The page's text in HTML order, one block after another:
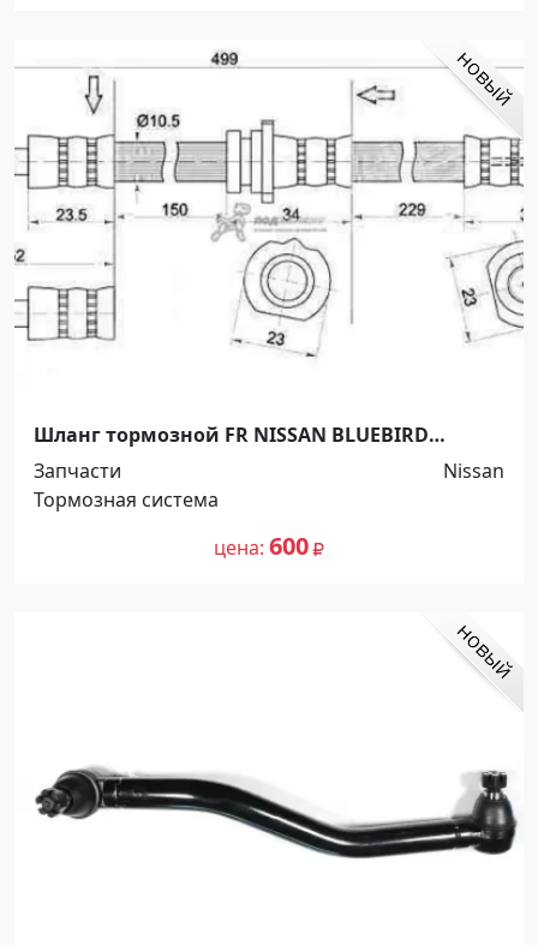
Шланг тормозной FR NISSAN BLUEBIRD
SYLPHY / PULSAR / SUNNY / WINGROAD / AD 98-
08 RH Краснодар
Запчасти
Nissan
Тормозная система
цена 600